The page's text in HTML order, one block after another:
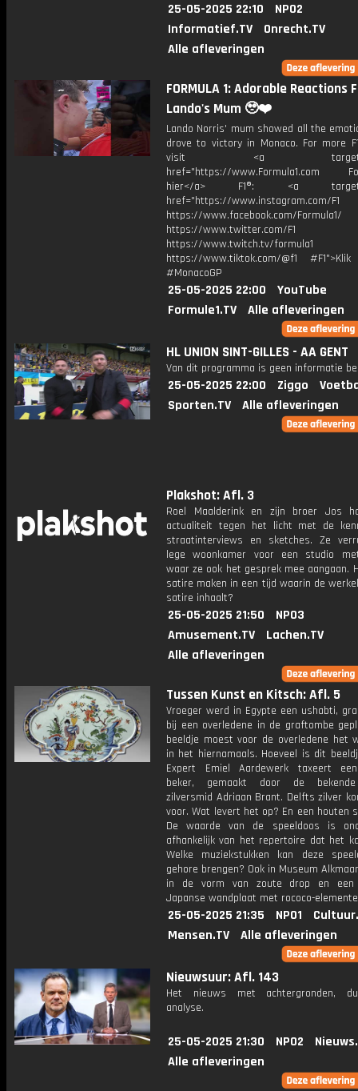
25-05-2025 22:10
NPO2
Informatief.TV
Onrecht.TV
Alle afleveringen
FORMULA 1: Adorable Reactions
Lando's Mum 🥹❤️
Lando Norris' mum showed all the
drove to victory in Monaco. For more
visit <a
href="https://www.Formula1.com
hier</a> F1®: <a
href="https://www.instagram.com/F1
https://www.facebook.com/Formula1/
https://www.twitter.com/F1
https://www.twitch.tv/formula1
https://www.tiktok.com/@f1
#MonacoGP
25-05-2025 22:00
YouTube
Formule1.TV
Alle afleveringen
HL UNION SINT-GILLES - AA GENT
Van dit programma is geen informatie
25-05-2025 22:00 Ziggo
Sporten.TV
Alle afleveringen
Plakshot: Afl. 3
Roel Maalderink en zijn broer Jos
actualiteit tegen het licht met de
straatinterviews en sketches. Ze
lege woonkamer voor een studio
waar ze ook het gesprek mee aangaan.
satire maken in een tijd waarin de
satire inhaalt?
25-05-2025 21:50
NPO3
Amusement.TV
Lachen.TV
Alle afleveringen
Tussen Kunst en Kitsch: Afl. 5
Vroeger werd in Egypte een ushabti,
bij een overledene in de graftombe
beeldje moest voor de overledene het
in het hiernamaals. Hoeveel is dit
Expert Emiel Aardewerk taxeert
beker, gemaakt door de
zilversmid Adriaan Brant. Delfts zilver
voor. Wat levert het op? En een houten
De waarde van de speeldoos is
afhankelijk van het repertoire dat het
Welke muziekstukken kan deze
gehore brengen? Ook in Museum
in de vorm van zoute drop en een
Japanse wandplaat met rococo-
25-05-2025 21:35 NPO1
Mensen.TV
Alle afleveringen
Nieuwsuur: Afl. 143
Het nieuws met achtergronden,
analyse.
25-05-2025 21:30 NPO2
Alle afleveringen